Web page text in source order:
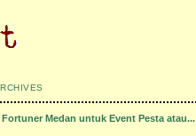
Fortuner Medan untuk Event Pesta atau...